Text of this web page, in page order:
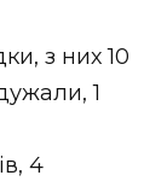
з них 10
1
4